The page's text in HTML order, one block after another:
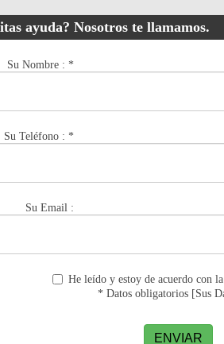
ayuda? Nosotros te llamamos.
Su Nombre : *
Su Teléfono : *
Su Email :
He leído y estoy de acuerdo con la
* Datos obligatorios [Sus
ENVIAR